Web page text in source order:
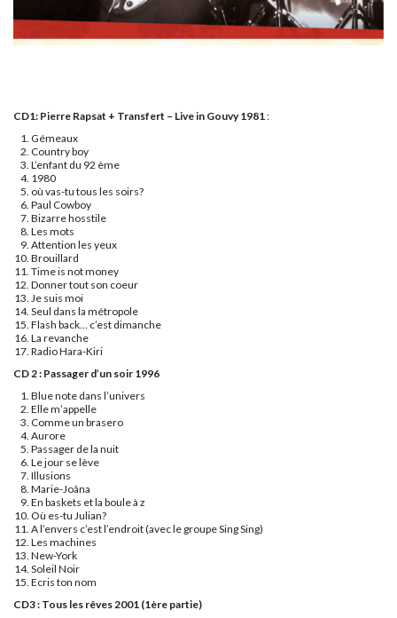
CD1: Pierre Rapsat + Transfert – Live in Gouvy 1981 :
Gémeaux
Country boy
L’enfant du 92 ème
1980
où vas-tu tous les soirs?
Paul Cowboy
Bizarre hosstile
Les mots
Attention les yeux
Brouillard
Time is not money
Donner tout son coeur
Je suis moi
Seul dans la métropole
Flash back… c’est dimanche
La revanche
Radio Hara-Kiri
CD 2 : Passager d’un soir 1996
Blue note dans l’univers
Elle m’appelle
Comme un brasero
Aurore
Passager de la nuit
Le jour se lève
Illusions
Marie-Joâna
En baskets et la boule à z
Où es-tu Julian?
A l’envers c’est l’endroit (avec le groupe Sing Sing)
Les machines
New-York
Soleil Noir
Ecris ton nom
CD3 : Tous les rêves 2001 (1ère partie)